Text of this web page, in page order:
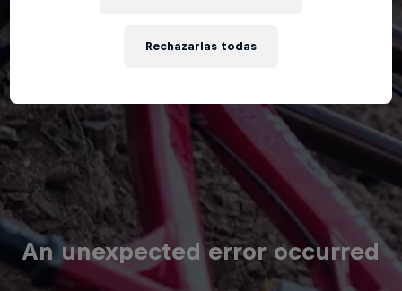
An unexpected error occurred
Rechazarlas todas